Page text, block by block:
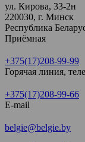
ул. Кирова, 33-2н
220030, г. Минск
Республика
Приёмная
+375(17)208-99-99
Горячая линия,
+375(17)208-99-66
E-mail
belgie@belgie.by